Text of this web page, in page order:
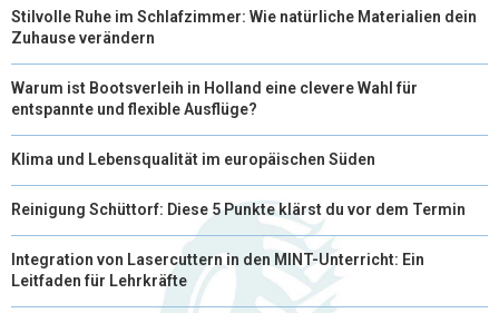
Stilvolle Ruhe im Schlafzimmer: Wie natürliche Materialien dein
Zuhause verändern
Warum ist Bootsverleih in Holland eine clevere Wahl für
entspannte und flexible Ausflüge?
Klima und Lebensqualität im europäischen Süden
Reinigung Schüttorf: Diese 5 Punkte klärst du vor dem Termin
Integration von Lasercuttern in den MINT-Unterricht: Ein
Leitfaden für Lehrkräfte